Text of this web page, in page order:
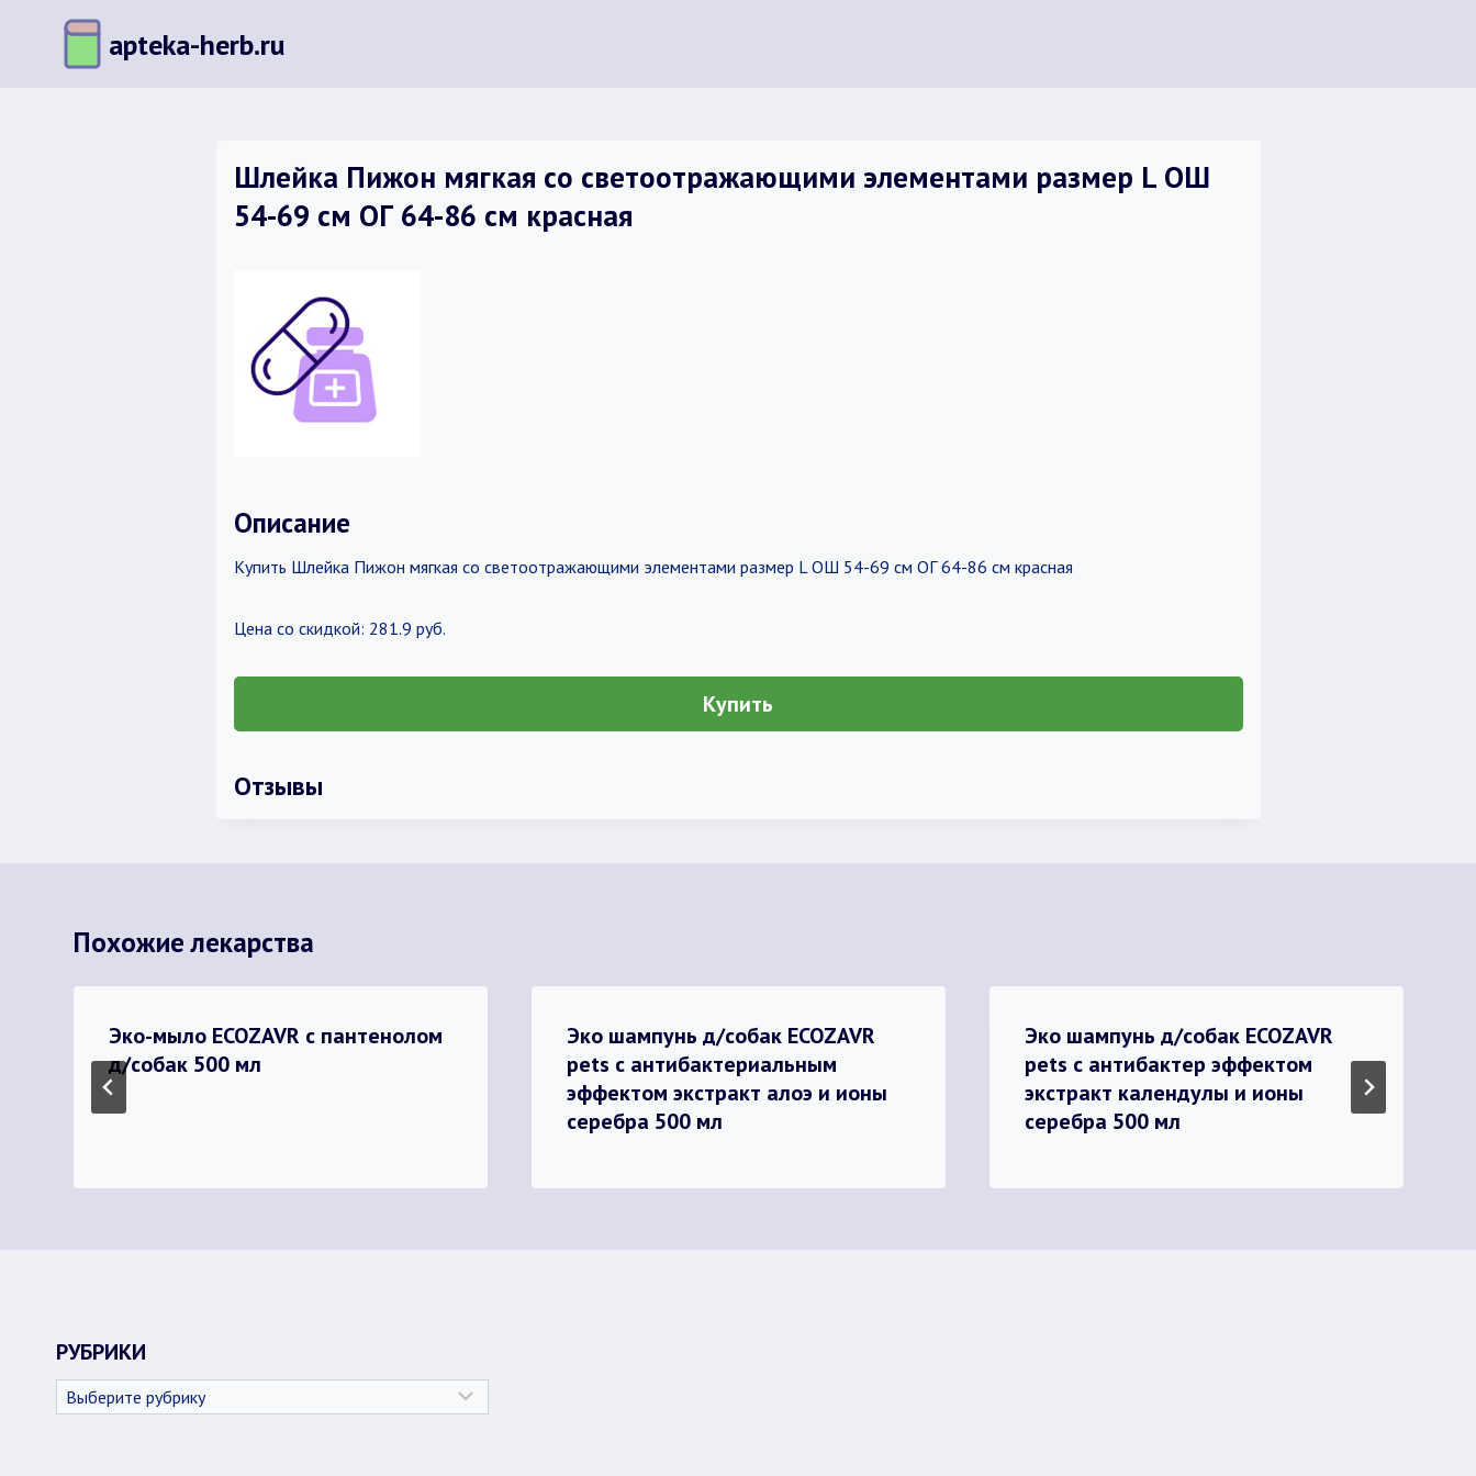
содержимому
apteka-herb.ru
Шлейка Пижон мягкая со светоотражающими элементами размер L ОШ
54-69 см ОГ 64-86 см красная
Описание
Купить Шлейка Пижон мягкая со светоотражающими элементами размер L ОШ 54-69 см ОГ 64-86 см красная
Цена со скидкой: 281.9 руб.
Купить
Отзывы
Похожие лекарства
Эко-мыло ECOZAVR с пантенолом
д/собак 500 мл
Эко шампунь д/собак ECOZAVR
pets с антибактериальным
эффектом экстракт алоэ и ионы
серебра 500 мл
Эко шампунь д/собак ECOZAVR
pets с антибактер эффектом
экстракт календулы и ионы
серебра 500 мл
РУБРИКИ
Рубрики